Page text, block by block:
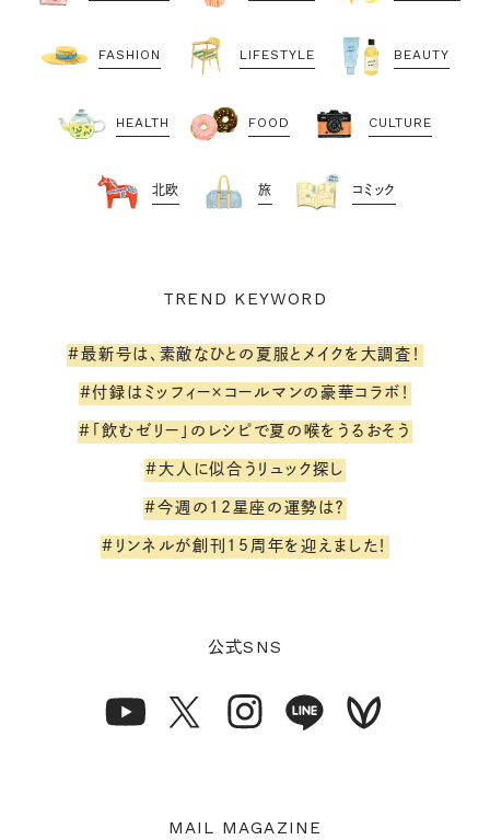
FASHION LIFESTYLE BEAUTY
HEALTH FOOD CULTURE
北欧 旅 コミック
TREND KEYWORD
#最新号は、素敵なひとの夏服とメイクを大調査！
#付録はミッフィー×コールマンの豪華コラボ！
#「飲むゼリー」のレシピで夏の喉をうるおそう
#大人に似合うリュック探し
#今週の12星座の運勢は？
#リンネルが創刊15周年を迎えました！
公式SNS
MAIL MAGAZINE